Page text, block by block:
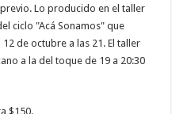
Lo producido en el taller
ciclo "Acá Sonamos" que
de octubre a las 21. El taller
a la del toque de 19 a 20:30
$150.